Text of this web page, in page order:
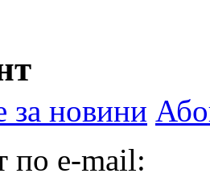
за новини
по e-mail: